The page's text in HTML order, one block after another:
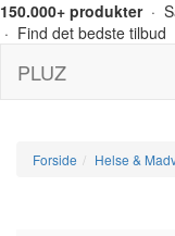
150.000+ produkter·
· Find det bedste tilbud
PLUZ
Forside Helse &